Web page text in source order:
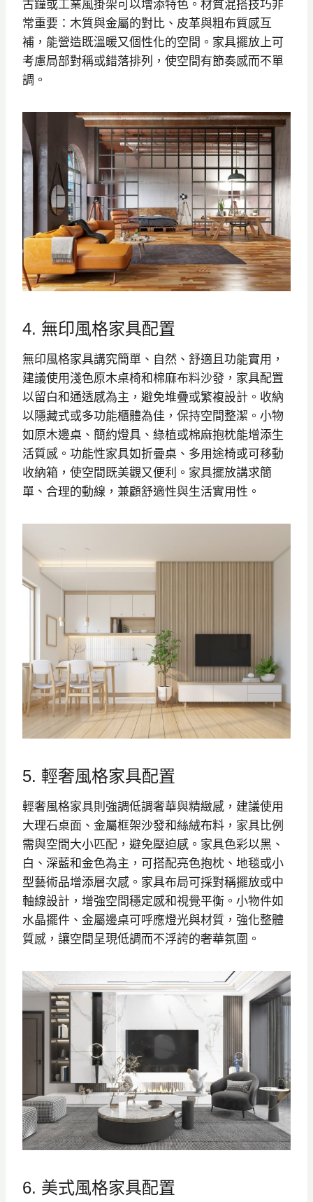
古鐘或工業風掛架可以增添特色。材質混搭技巧非
常重要：木質與金屬的對比、皮革與粗布質感互
補，能營造既溫暖又個性化的空間。家具擺放上可
考慮局部對稱或錯落排列，使空間有節奏感而不單
調。
4. 無印風格家具配置
無印風格家具講究簡單、自然、舒適且功能實用，
建議使用淺色原木桌椅和棉麻布料沙發，家具配置
以留白和通透感為主，避免堆疊或繁複設計。收納
以隱藏式或多功能櫃體為佳，保持空間整潔。小物
如原木邊桌、簡約燈具、綠植或棉麻抱枕能增添生
活質感。功能性家具如折疊桌、多用途椅或可移動
收納箱，使空間既美觀又便利。家具擺放講求簡
單、合理的動線，兼顧舒適性與生活實用性。
5. 輕奢風格家具配置
輕奢風格家具則強調低調奢華與精緻感，建議使用
大理石桌面、金屬框架沙發和絲絨布料，家具比例
需與空間大小匹配，避免壓迫感。家具色彩以黑、
白、深藍和金色為主，可搭配亮色抱枕、地毯或小
型藝術品增添層次感。家具布局可採對稱擺放或中
軸線設計，增強空間穩定感和視覺平衡。小物件如
水晶擺件、金屬邊桌可呼應燈光與材質，強化整體
質感，讓空間呈現低調而不浮誇的奢華氛圍。
6. 美式風格家具配置